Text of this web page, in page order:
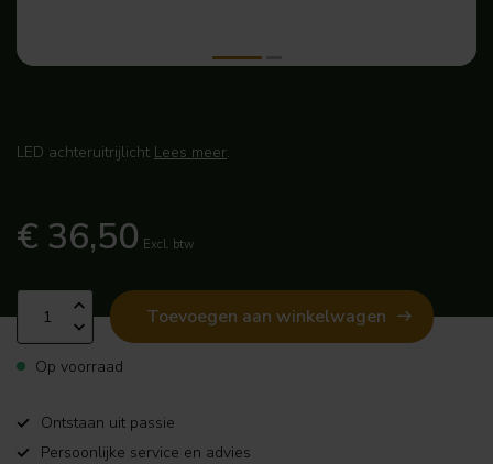
LED achteruitrijlicht Lees meer.
€ 36,50 Excl. btw
Toevoegen aan winkelwagen
Op voorraad
Ontstaan uit passie
Persoonlijke service en advies